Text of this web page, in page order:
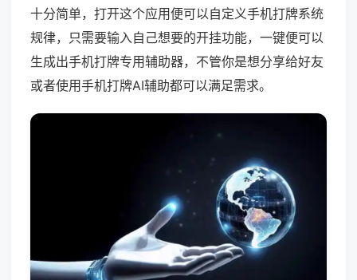
十分简单，打开这个应用便可以自定义手机打牌系统
规律，只需要输入自己想要的开挂功能，一键便可以
生成出手机打牌专用辅助器，不管你是想分享给好友
或者使用手机打牌AI辅助都可以满足需求。